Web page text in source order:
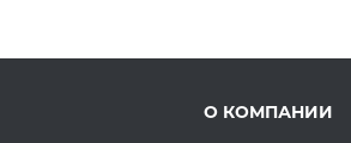
О КОМПАНИИ